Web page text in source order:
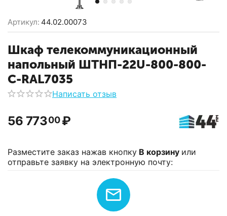
Артикул: 44.02.00073
Шкаф телекоммуникационный
напольный ШТНП-22U-800-800-
С-RAL7035
Написать отзыв
56 77300 ₽
Разместите заказ нажав кнопку В корзину или
отправьте заявку на электронную почту: